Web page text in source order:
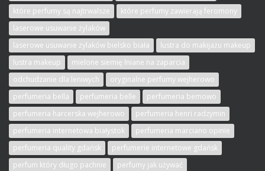
które perfumy są najtrwalsze
które perfumy zawierają feromony
laserowe usuwanie żylaków
laserowe usuwanie żylaków bielsko biała
lustra do makijażu makeup
lustra makeup
mielone siemię lniane na zaparcia
odchudzanie dla leniwych
oryginalne perfumy wejherowo
perfumeria bella
perfumeria belle
perfumeria bemowo
perfumeria harcerska wejherowo
perfumeria henri radzymin
perfumeria internetowa białystok
perfumeria marciano opinie
perfumeria quality gdańsk
perfumerie internetowe gdańsk
perfum który długo pachnie
perfumy jak używać